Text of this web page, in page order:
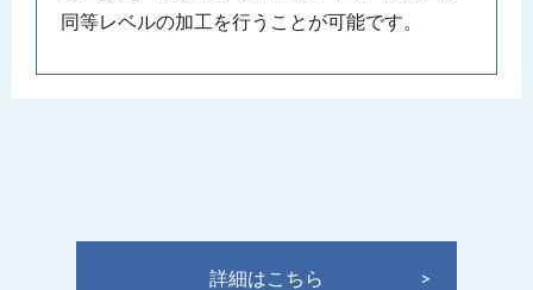
同等レベルの加工を行うことが可能です。
詳細はこちら